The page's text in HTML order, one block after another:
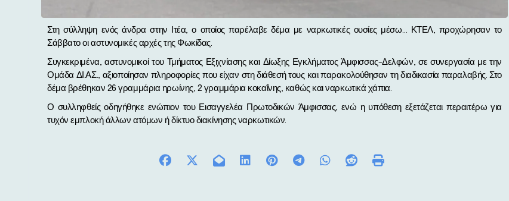
Στη σύλληψη ενός άνδρα στην Ιτέα, ο οποίος παρέλαβε δέμα με ναρκωτικές ουσίες μέσω… ΚΤΕΛ, προχώρησαν το
Σάββατο οι αστυνομικές αρχές της Φωκίδας.
Συγκεκριμένα, αστυνομικοί του Τμήματος Εξιχνίασης και Δίωξης Εγκλήματος Άμφισσας-Δελφών, σε συνεργασία με την
Ομάδα ΔΙ.ΑΣ., αξιοποίησαν πληροφορίες που είχαν στη διάθεσή τους και παρακολούθησαν τη διαδικασία παραλαβής. Στο
δέμα βρέθηκαν 26 γραμμάρια ηρωίνης, 2 γραμμάρια κοκαΐνης, καθώς και ναρκωτικά χάπια.
Ο συλληφθείς οδηγήθηκε ενώπιον του Εισαγγελέα Πρωτοδικών Άμφισσας, ενώ η υπόθεση εξετάζεται περαιτέρω για
τυχόν εμπλοκή άλλων ατόμων ή δίκτυο διακίνησης ναρκωτικών.